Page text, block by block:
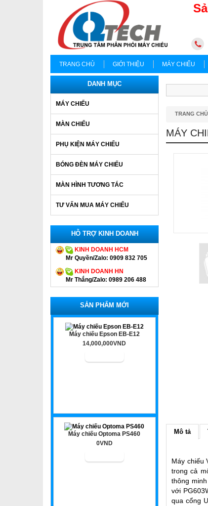
TRANG CHỦ GIỚI THIỆU MÁY CHIẾU
DANH MỤC
MÁY CHIẾU
MÀN CHIẾU
PHỤ KIỆN MÁY CHIẾU
BÓNG ĐÈN MÁY CHIẾU
MÀN HÌNH TƯƠNG TÁC
TƯ VẤN MUA MÁY CHIẾU
HỖ TRỢ KINH DOANH
KINH DOANH HCM
Mr Quyền/Zalo: 0909 832 705
KINH DOANH HN
Mr Thắng/Zalo: 0989 206 488
SẢN PHẨM MỚI
Máy chiếu Epson EB-E12
14,000,000VND
Máy chiếu Optoma PS460
0VND
TRANG CHỦ
MÁY
Mô tả
Máy chiếu
trong cả
thông
với
qua cổng